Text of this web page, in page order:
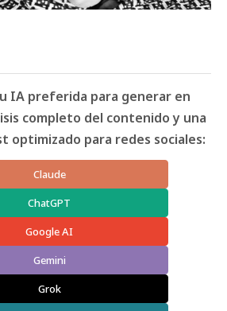
IA preferida para generar en
completo del contenido y una
optimizado para redes sociales:
Claude
ChatGPT
Google AI
Gemini
Grok